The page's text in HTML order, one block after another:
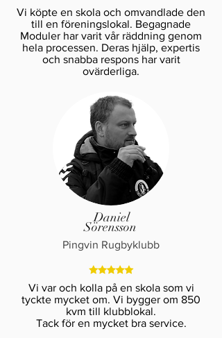
Vi köpte en skola och omvandlade den
till en föreningslokal. Begagnade
Moduler har varit vår räddning genom
hela processen. Deras hjälp, expertis
och snabba respons har varit
ovärderliga.
Daniel
Sörensson
Pingvin Rugbyklubb
Vi var och kolla på en skola som vi
tyckte mycket om. Vi bygger om 850
kvm till klubblokal.
Tack för en mycket bra service.